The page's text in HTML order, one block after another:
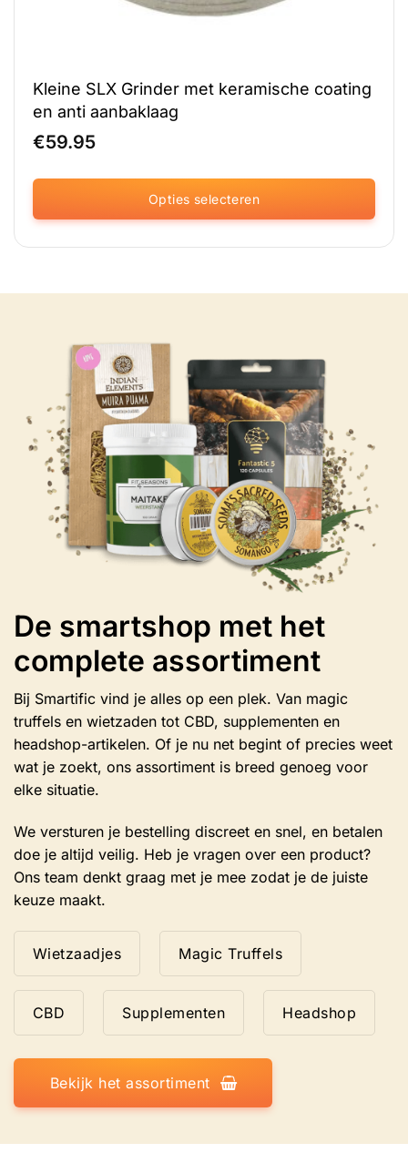
Kleine SLX Grinder met keramische coating
en anti aanbaklaag
€59.95
Opties selecteren
Dit
product
worden
op
de
productpagina
De smartshop met het
complete assortiment
Bij Smartific vind je alles op een plek. Van magic
truffels en wietzaden tot CBD, supplementen en
headshop-artikelen. Of je nu net begint of precies weet
wat je zoekt, ons assortiment is breed genoeg voor
elke situatie.
We versturen je bestelling discreet en snel, en betalen
doe je altijd veilig. Heb je vragen over een product?
Ons team denkt graag met je mee zodat je de juiste
keuze maakt.
Wietzaadjes Magic Truffels
CBD Supplementen Headshop
Bekijk het assortiment